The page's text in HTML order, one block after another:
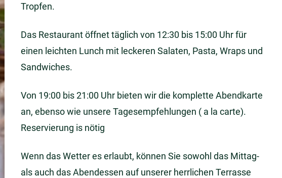
Tropfen.
Das Restaurant öffnet täglich von 12:30 bis 15:00 Uhr für
einen leichten Lunch mit leckeren Salaten, Pasta, Wraps und
Sandwiches.
Von 19:00 bis 21:00 Uhr bieten wir die komplette Abendkarte
an, ebenso wie unsere Tagesempfehlungen ( a la carte).
Reservierung is nötig
Wenn das Wetter es erlaubt, können Sie sowohl das Mittag-
als auch das Abendessen auf unserer herrlichen Terrasse